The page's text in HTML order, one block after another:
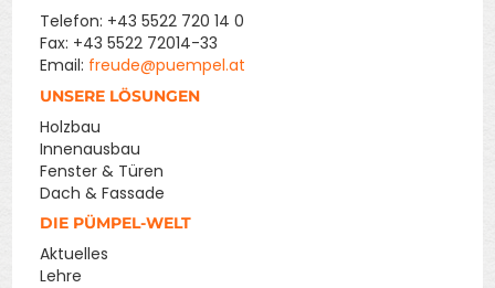
Telefon: +43 5522 720 14 0
Fax: +43 5522 72014-33
Email: freude@puempel.at
UNSERE LÖSUNGEN
Holzbau
Innenausbau
Fenster & Türen
Dach & Fassade
DIE PÜMPEL-WELT
Aktuelles
Lehre